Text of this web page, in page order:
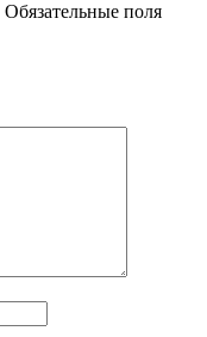
Обязательные поля